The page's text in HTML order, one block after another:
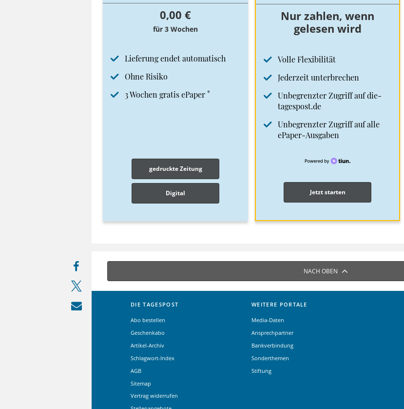
0,00 €
für 3 Wochen
Lieferung endet automatisch
Ohne Risiko
3 Wochen gratis ePaper *
gedruckte Zeitung
Digital
Nur zahlen, wenn
gelesen wird
Volle Flexibilität
Jederzeit unterbrechen
Unbegrenzter Zugriff auf die-
tagespost.de
Unbegrenzter Zugriff auf alle
ePaper-Ausgaben
Jetzt starten
NACH OBEN
DIE TAGESPOST
Abo bestellen
Geschenkabo
Artikel-Archiv
Schlagwort-Index
AGB
Sitemap
Vertrag widerrufen
WEITERE PORTALE
Media-Daten
Ansprechpartner
Bankverbindung
Sonderthemen
Stiftung